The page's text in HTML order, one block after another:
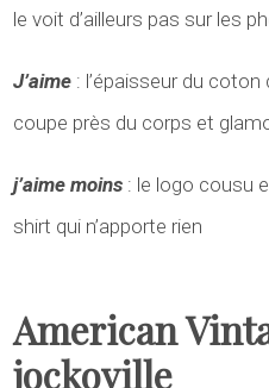
le voit d’ailleurs pas sur les
J’aime : l’épaisseur du
coupe près du corps et
j’aime moins : le logo cousu
shirt qui n’apporte rien
American
jockoville